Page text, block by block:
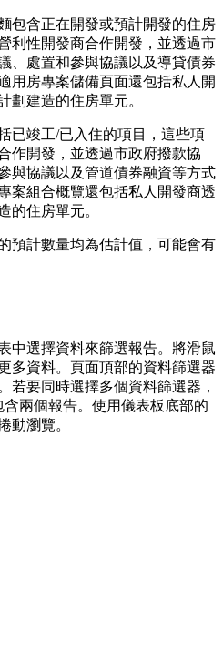
包含正在開發或預計開發的住房
利性開發商合作開發，並透過市
、處置和參與協議以及導貸債券
用房專案儲備頁面還包括私人開
劃建造的住房單元。
已竣工/已入住的項目，這些項
作開發，並透過市政府撥款協
與協議以及管道債券融資等方式
案組合概覽還包括私人開發商透
的住房單元。
預計數量均為估計值，可能會有
中選擇資料來篩選報告。將滑鼠
多資料。頁面頂部的資料篩選器
若要同時選擇多個資料篩選器，
兩個報告。使用儀表板底部的
動瀏覽。